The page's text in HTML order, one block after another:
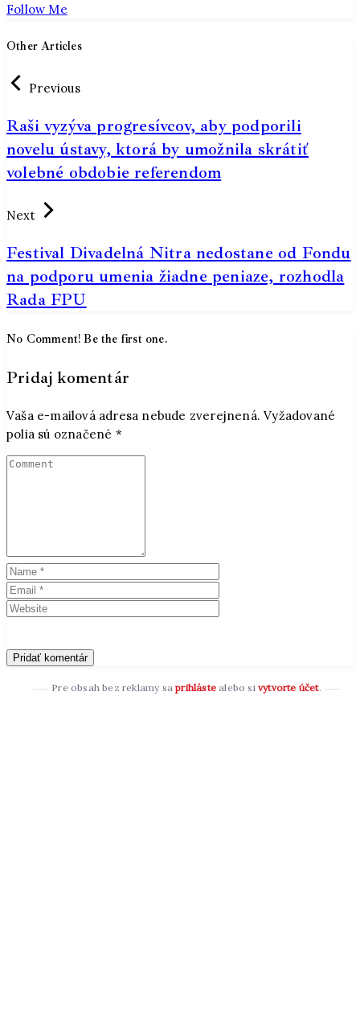
Follow Me
Other Articles
Previous
Raši vyzýva progresívcov, aby podporili
novelu ústavy, ktorá by umožnila skrátiť
volebné obdobie referendom
Next
Festival Divadelná Nitra nedostane od Fondu
na podporu umenia žiadne peniaze, rozhodla
Rada FPU
No Comment! Be the first one.
Pridaj komentár
Vaša e-mailová adresa nebude zverejnená. Vyžadované
polia sú označené *
Pre obsah bez reklamy saprihláste alebo si vytvorte účet.